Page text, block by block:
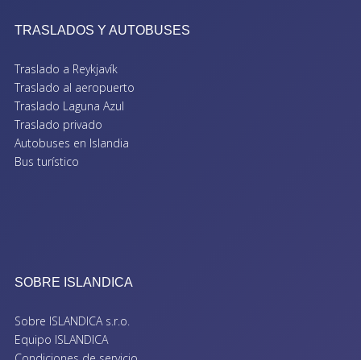
TRASLADOS Y AUTOBUSES
Traslado a Reykjavík
Traslado al aeropuerto
Traslado Laguna Azul
Traslado privado
Autobuses en Islandia
Bus turístico
SOBRE ISLANDICA
Sobre ISLANDICA s.r.o.
Equipo ISLANDICA